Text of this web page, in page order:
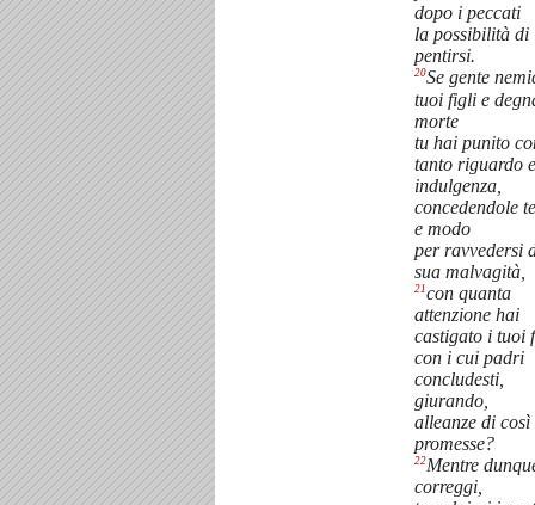
dopo i peccati
la possibilità di
pentirsi.
20Se gente
tuoi figli e
morte
tu hai punito
tanto riguardo e
indulgenza,
concedendole
e modo
per ravvedersi
sua malvagità,
21con quanta
attenzione hai
castigato i tuoi
con i cui padri
concludesti,
giurando,
alleanze di così
promesse?
22Mentre
correggi,